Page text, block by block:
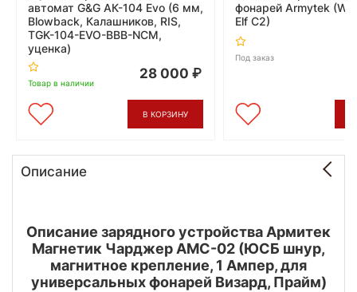
автомат G&G АК-104 Evo (6 мм,
Blowback, Калашников, RIS,
TGK-104-EVO-BBB-NCM,
уценка)
Товар в наличии
28 000
В КОРЗИНУ
фонарей Armytek
Elf C2)
Под заказ
Описание
Описание зарядного устройства Армитек
Магнетик Чарджер АМС-02 (ЮСБ шнур,
магнитное крепление, 1 Ампер, для
универсальных фонарей Визард, Прайм)